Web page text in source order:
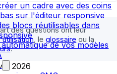
un cadre avec des coins
sur l'éditeur responsive
blocs réutilisables dans
de vos modèles
des questions ont leur
, le glossaire ou la
.
2026